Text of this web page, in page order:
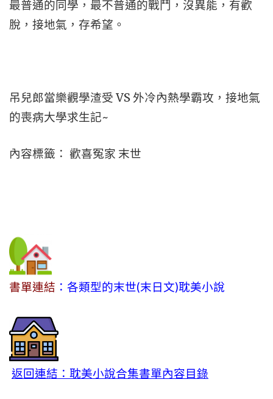
最普通的同學，最不普通的戰鬥，沒異能，有歡
脫，接地氣，存希望。
吊兒郎當樂觀學渣受 VS 外冷內熱學霸攻，接地氣
的喪病大學求生記~
內容標籤： 歡喜冤家 末世
書單連結 ：各類型的末世(末日文)耽美小說
返回連結：耽美小說合集書單內容目錄